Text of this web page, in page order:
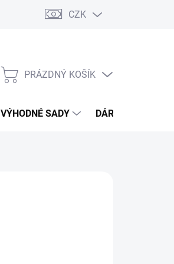
CZK
NÁKUPNÍ
PRÁZDNÝ KOŠÍK
VÝHODNÉ SADY DÁRKOVÝ